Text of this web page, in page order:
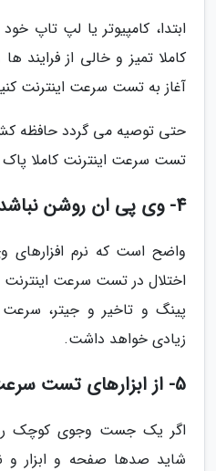
ابتدا، کامپیوتر یا لپ تاپ
کاملا تمیز و خالی از فرایند
آغاز به تست سرعت اینترنت
حتی توصیه می گردد حافظه
تست سرعت اینترنت کاملا پاک
4- وی پی ان روشن نباشد
واضح است که نرم
اختلال در تست سرعت
پینگ و تاخیر و جیتر،
زیادی خواهد داشت.
5- از ابزارهای تست سرعت معتبر بهره ببرید
اگر یک جست وجوی کوچک
شاید صدها صفحه و ابزار و